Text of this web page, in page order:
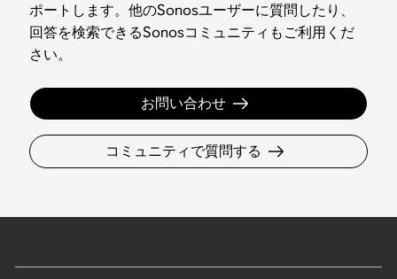
ポートします。他のSonosユーザーに質問したり、
回答を検索できるSonosコミュニティもご利用くだ
さい。
お問い合わせ
コミュニティで質問する